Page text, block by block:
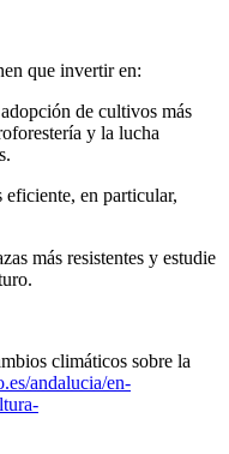
que invertir en:
de cultivos más
y la lucha
eficiente, en particular,
más resistentes y estudie
climáticos sobre la
andalucia/en-